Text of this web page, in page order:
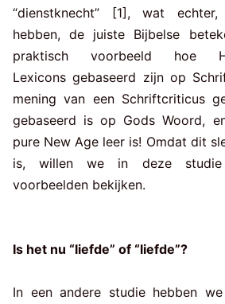
“dienstknecht” [1], wat
hebben, de juiste Bijbelse
praktisch voorbeeld hoe
Lexicons gebaseerd zijn op
mening van een Schriftcriticus
gebaseerd is op Gods Woord,
pure New Age leer is! Omdat dit
is, willen we in deze
voorbeelden bekijken.
Is het nu “liefde” of “liefde”?
In een andere studie hebben